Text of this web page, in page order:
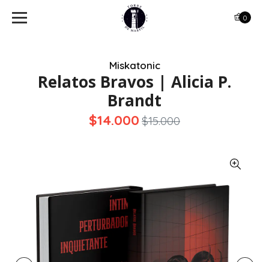
0
Miskatonic
Relatos Bravos | Alicia P.
Brandt
$14.000 $15.000